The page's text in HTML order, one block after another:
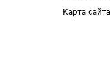
Карта сайта